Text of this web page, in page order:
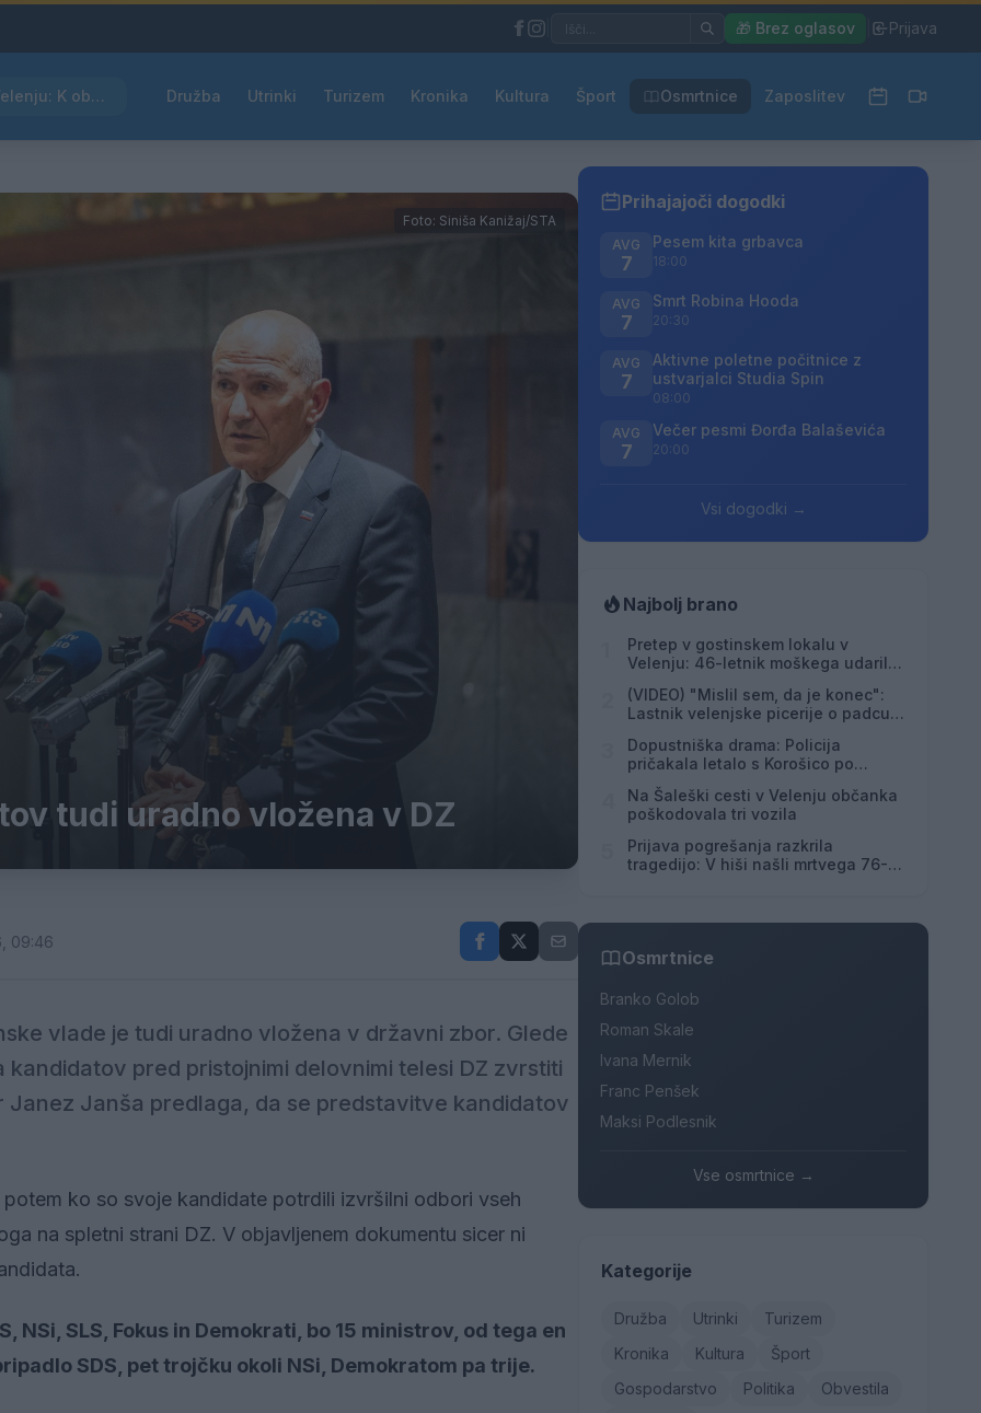
🎁 Brez oglasov Prijava
Kam čez vikend v Velenju: K obisku vabi Poletni bolšji sejem Družba Utrinki Turizem Kronika Kultura Šport Osmrtnice Zaposlitev
Foto: Siniša Kanižaj/STA
tudi uradno vložena v DZ
09:46
vlade je tudi uradno vložena v državni zbor. Glede
pred pristojnimi delovnimi telesi DZ zvrstiti
Janša predlaga, da se predstavitve kandidatov
ko so svoje kandidate potrdili izvršilni odbori vseh
na spletni strani DZ. V objavljenem dokumentu sicer ni
NSi, SLS, Fokus in Demokrati, bo 15 ministrov, od tega en
SDS, pet trojčku okoli NSi, Demokratom pa trije.
Prihajajoči dogodki
AVG
7
Pesem kita grbavca
18:00
AVG
7
Smrt Robina Hooda
20:30
AVG
7
Aktivne poletne počitnice z
ustvarjalci Studia Spin
08:00
AVG
7
Večer pesmi Đorđa Balaševića
20:00
Vsi dogodki →
Najbolj brano
Pretep v gostinskem lokalu v
Velenju: 46-letnik moškega udaril s
(VIDEO) "Mislil sem, da je konec":
Lastnik velenjske picerije o padcu s
Dopustniška drama: Policija
pričakala letalo s Korošico po
Na Šaleški cesti v Velenju občanka
poškodovala tri vozila
Prijava pogrešanja razkrila
tragedijo: V hiši našli mrtvega 76-
Osmrtnice
Branko Golob
Roman Skale
Ivana Mernik
Franc Penšek
Maksi Podlesnik
Vse osmrtnice →
Kategorije
Družba Utrinki
Turizem
Kronika
Kultura
Šport
Gospodarstvo
Politika
Obvestila